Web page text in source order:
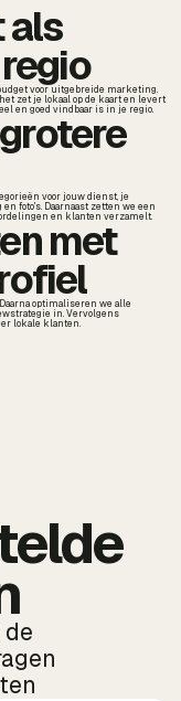
als
voor uitgebreide marketing.
zet je lokaal op de kaart en levert
en goed vindbaar is in je regio.
voor jouw dienst, je
foto's. Daarnaast zetten we een
en klanten verzamelt.
met
optimaliseren we alle
in. Vervolgens
lokale klanten.